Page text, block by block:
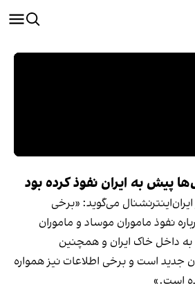
پیش به ایران نفوذ کرده بود
می‌گوید: «برخی
نفوذ ماموران موساد و ماموران
به داخل خاک ایران و همچنین
جدید است و برخی اطلاعات نیز همواره
است.»